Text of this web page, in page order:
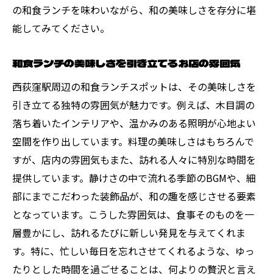
き
地元の人々に愛される秘訣を探る
西荻窪で味わう絶品和食ランチのおすすめ店舗
絶品和食を提供する名店の紹介
一度は訪れたいランチの名店ガイド
こだわりの一皿を楽しむランチスポット
多彩な和食を堪能できるおすすめの店
絶品和食ランチを楽しむためのコツ
西荻窪の注目和食ランチ店を訪ねる
和の美味しさを堪能できる西荻窪ランチ体験
五感で楽しむ和食ランチの魅力
心に残る和食ランチの楽しみ方
の和食ランチを味わいながら、和の美味しさを存分に堪
能してみてください。
和食ランチの美味しさを引き立てるお店の雰囲気
西荻窪駅周辺の和食ランチスポットは、その美味しさを
引き立てる独特の雰囲気が魅力です。例えば、木目調の
落ち着いたインテリアや、温かみのある照明が心地よい
空間を作り出しています。料理の美味しさはもちろんで
すが、店内の雰囲気もまた、訪れる人々に特別な時間を
提供しています。静けさの中で流れる季節のBGMや、細
部にまでこだわった装飾品が、和の趣を感じさせる要素
となっています。こうした雰囲気は、食事そのものを一
層豊かにし、訪れるたびに新しい発見を与えてくれま
す。特に、忙しい毎日を忘れさせてくれるような、ゆっ
たりとした時間を過ごせることは、何よりの贅沢と言え